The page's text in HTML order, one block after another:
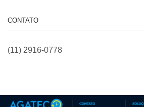
CONTATO
(11) 2916-0778